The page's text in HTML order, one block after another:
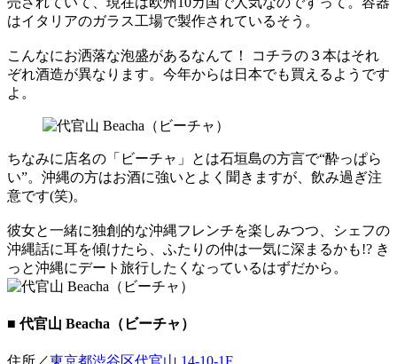
はイタリアのガラス工場で製作されているそう。
こんなにお洒落な泡盛があるなんて！ コチラの３本はそれ
ぞれ酒造が異なります。今年からは日本でも買えるようです
よ。
ちなみに店名の「ビーチャ」とは石垣島の方言で“酔っぱら
い”。沖縄の方はお酒に強いとよく聞きますが、飲み過ぎ注
意です(笑)。
彼女と一緒に独創的な沖縄フレンチを楽しみつつ、シェフの
沖縄話に耳を傾けたら、ふたりの仲は一気に深まるかも!? き
っと沖縄にデート旅行したくなっているはずだから。
■ 代官山 Beacha（ビーチャ）
住所／東京都渋谷区代官山 14-10-1F